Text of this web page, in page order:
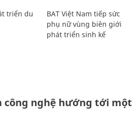
triển du
BAT Việt Nam tiếp sức
phụ nữ vùng biên giới
phát triển sinh kế
công nghệ hướng tới một